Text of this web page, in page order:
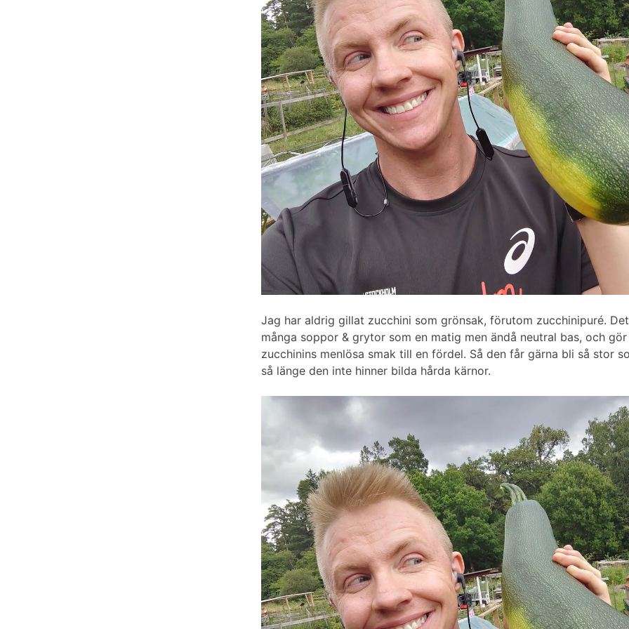
Jag har aldrig gillat zucchini som grönsak, förutom zucchinipuré.
många soppor & grytor som en matig men ändå neutral bas, och gör
zucchinins menlösa smak till en fördel. Så den får gärna bli så stor
så länge den inte hinner bilda hårda kärnor.